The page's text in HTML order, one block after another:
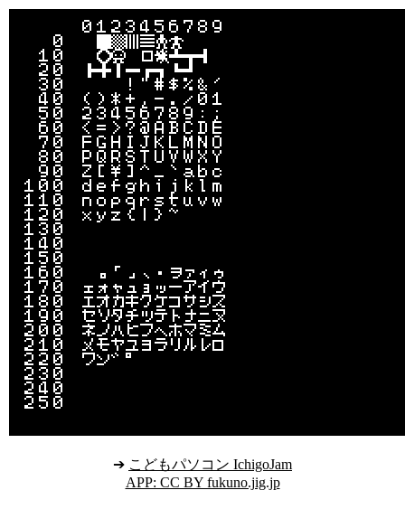
➔ こどもパソコン IchigoJam
APP: CC BY fukuno.jig.jp